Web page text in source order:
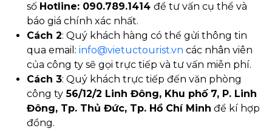
số Hotline: 090.789.1414 để tư vấn cụ thể và
báo giá chính xác nhất.
Cách 2: Quý khách hàng có thể gửi thông tin
qua email: info@vietuctourist.vn các nhân viên
của công ty sẽ gọi trực tiếp và tư vấn miễn phí.
Cách 3: Quý khách trực tiếp đến văn phòng
công ty 56/12/2 Linh Đông, Khu phố 7, P. Linh
Đông, Tp. Thủ Đức, Tp. Hồ Chí Minh để kí hợp
đồng.